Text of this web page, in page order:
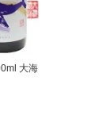
大海